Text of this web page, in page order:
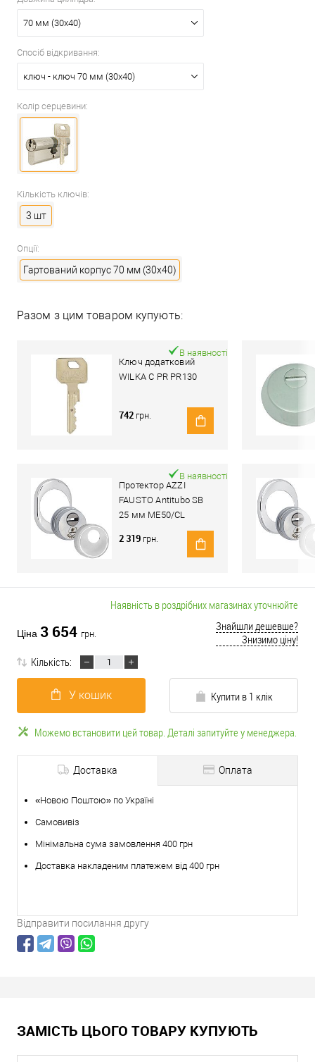
70 мм (30x40)
Спосіб відкривання:
ключ - ключ 70 мм (30x40)
Колір серцевини:
Кількість ключів:
3 шт
Опції:
Гартований корпус 70 мм (30x40)
Разом з цим товаром купують:
Ключ додатковий
WILKA С PR PR130
В наявності
742 грн.
Протектор AZZI
FAUSTO Antitubo SB
25 мм ME50/CL
овальний стандарт
хром полірований
В наявності
2 319 грн.
Наявність в роздрібних магазинах уточнюйте
Ціна 3 654 грн.
Знайшли дешевше?
Знизимо ціну!
Кількість:
У кошик Купити в 1 клік
Можемо встановити цей товар. Деталі запитуйте у менеджера.
Доставка Оплата
«Новою Поштою» по Україні
Самовивіз
Мінімальна сума замовлення 400 грн
Доставка накладеним платежем від 400 грн
Відправити посилання другу
ЗАМІСТЬ ЦЬОГО ТОВАРУ КУПУЮТЬ